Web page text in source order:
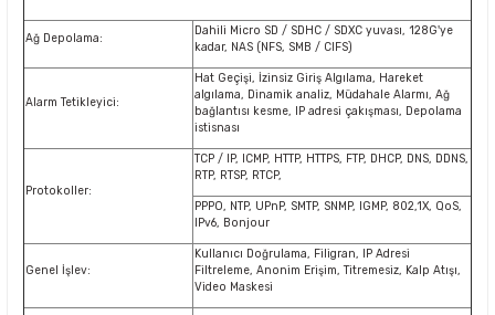
Ağ Depolama:
Dahili Micro SD / SDHC / SDXC yuvası, 128G'ye
kadar, NAS (NFS, SMB / CIFS)
Alarm Tetikleyici:
Hat Geçişi, İzinsiz Giriş Algılama, Hareket
algılama, Dinamik analiz, Müdahale Alarmı, Ağ
bağlantısı kesme, IP adresi çakışması, Depolama
istisnası
Protokoller:
TCP / IP, ICMP, HTTP, HTTPS, FTP, DHCP, DNS, DDNS,
RTP, RTSP, RTCP,
PPPO, NTP, UPnP, SMTP, SNMP, IGMP, 802,1X, QoS,
IPv6, Bonjour
Genel İşlev:
Kullanıcı Doğrulama, Filigran, IP Adresi
Filtreleme, Anonim Erişim, Titremesiz, Kalp Atışı,
Video Maskesi